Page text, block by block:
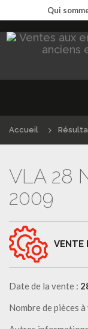
Qui
Accueil
VLA 28
2009
VENTE
Date de la vente :
Nombre de pièces à